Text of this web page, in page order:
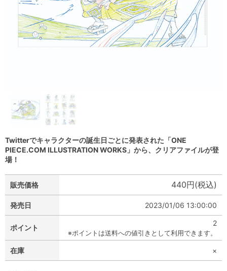
Twitterでキャラクターの誕生日ごとに発表された「ONE
PIECE.COM ILLUSTRATION WORKS」から、クリアファイルが登
場！
販売価格 440円(税込)
発売日 2023/01/06 13:00:00
ポイント
2
※ポイントは送料への値引きとして利用できます。
在庫 ×